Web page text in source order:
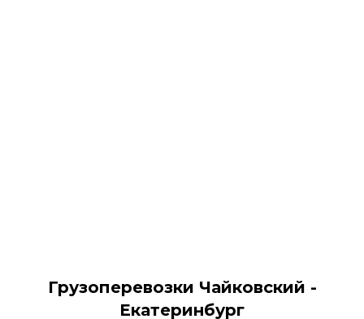
Грузоперевозки Чайковский -
Екатеринбург